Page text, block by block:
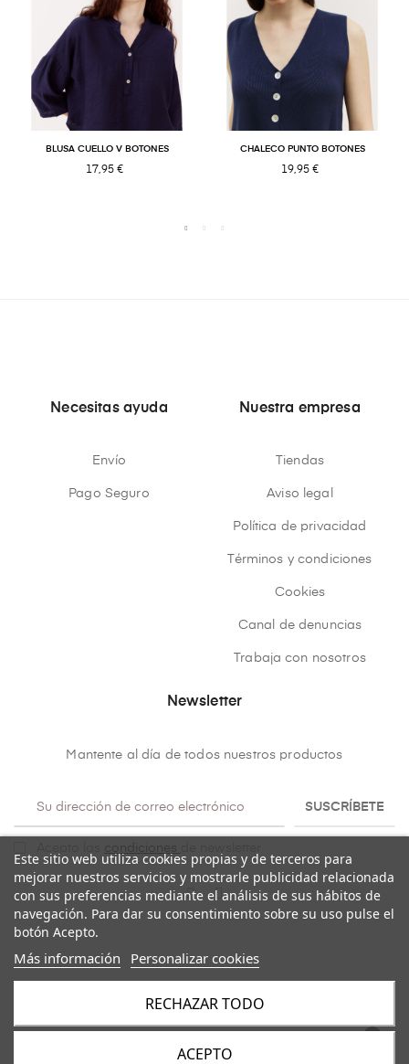
BLUSA CUELLO V BOTONES
17,95 €
CHALECO PUNTO BOTONES
19,95 €
Necesitas ayuda
Envío
Pago Seguro
Nuestra empresa
Tiendas
Aviso legal
Política de privacidad
Términos y condiciones
Cookies
Canal de denuncias
Trabaja con nosotros
Newsletter
Mantente al día de todos nuestros productos
SUSCRÍBETE
condiciones
Mulaya. Todos los derechos reservados.
Este sitio web utiliza cookies propias y de terceros para
mejorar nuestros servicios y mostrarle publicidad relacionada
con sus preferencias mediante el análisis de sus hábitos de
navegación. Para dar su consentimiento sobre su uso pulse el
botón Acepto.
Más información Personalizar cookies
RECHAZAR TODO
ACEPTO